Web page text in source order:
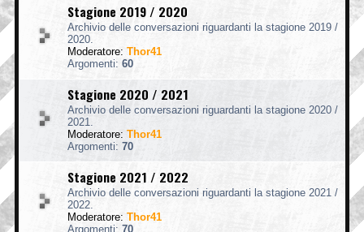
Stagione 2019 / 2020
Archivio delle conversazioni riguardanti la stagione 2019 /
2020.
Moderatore: Thor41
Argomenti: 60
Stagione 2020 / 2021
Archivio delle conversazioni riguardanti la stagione 2020 /
2021.
Moderatore: Thor41
Argomenti: 70
Stagione 2021 / 2022
Archivio delle conversazioni riguardanti la stagione 2021 /
2022.
Moderatore: Thor41
Argomenti: 70